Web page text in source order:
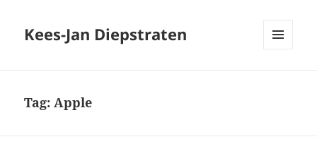
Kees-Jan Diepstraten
Tag:Apple